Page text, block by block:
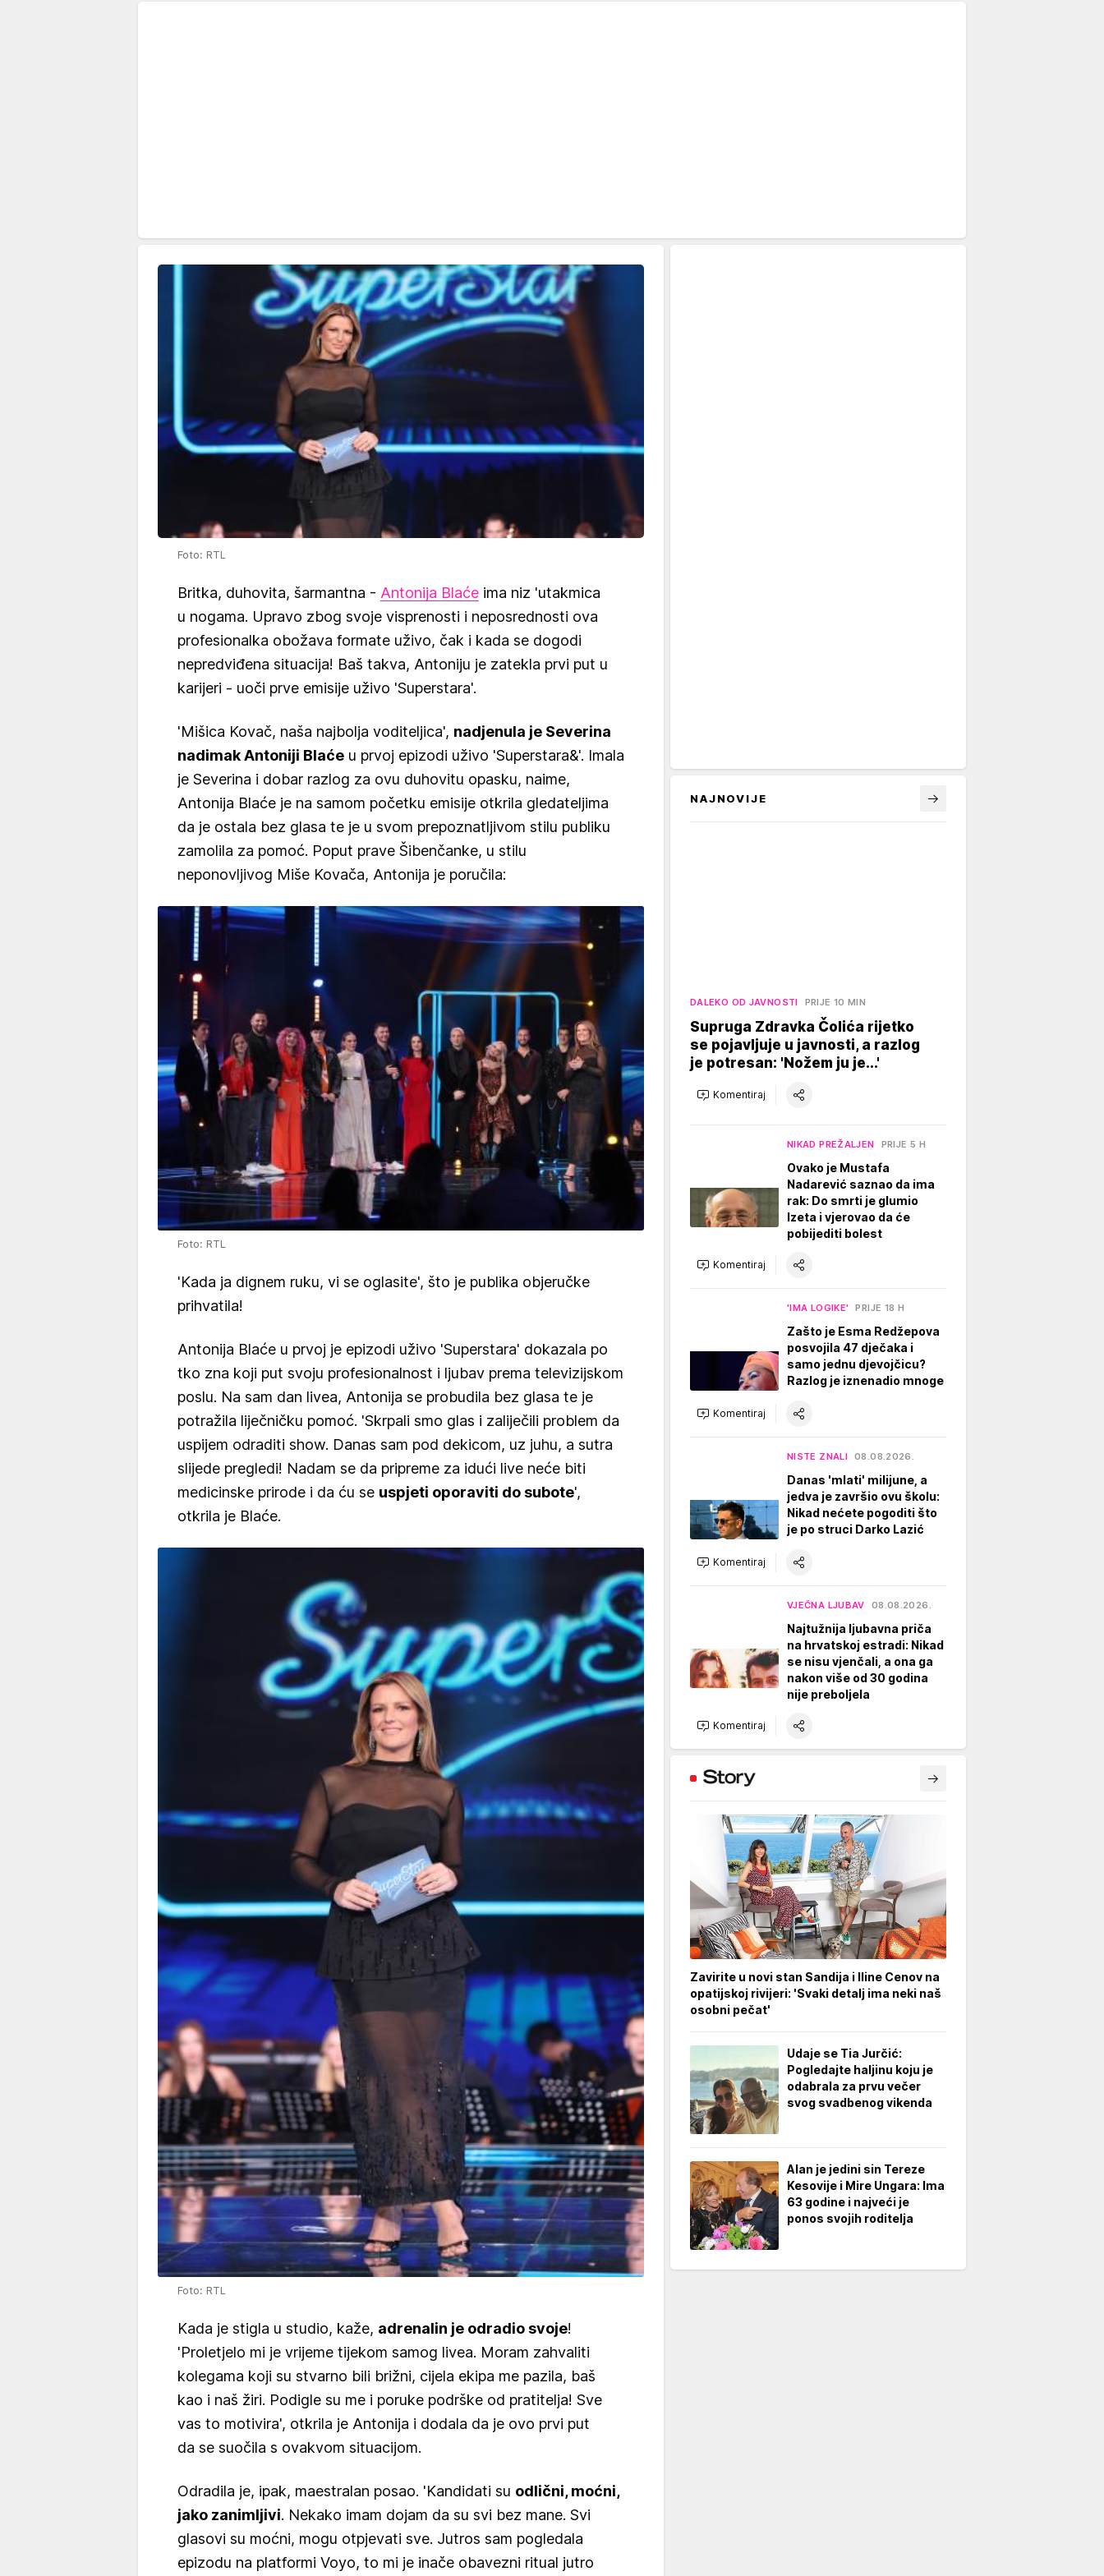
Foto: RTL
Britka, duhovita, šarmantna - Antonija Blaće ima niz 'utakmica
u nogama. Upravo zbog svoje visprenosti i neposrednosti ova
profesionalka obožava formate uživo, čak i kada se dogodi
nepredviđena situacija! Baš takva, Antoniju je zatekla prvi put u
karijeri - uoči prve emisije uživo 'Superstara'.
'Mišica Kovač, naša najbolja voditeljica', nadjenula je Severina
nadimak Antoniji Blaće u prvoj epizodi uživo 'Superstara&'. Imala
je Severina i dobar razlog za ovu duhovitu opasku, naime,
Antonija Blaće je na samom početku emisije otkrila gledateljima
da je ostala bez glasa te je u svom prepoznatljivom stilu publiku
zamolila za pomoć. Poput prave Šibenčanke, u stilu
neponovljivog Miše Kovača, Antonija je poručila:
Foto: RTL
'Kada ja dignem ruku, vi se oglasite', što je publika objeručke
prihvatila!
Antonija Blaće u prvoj je epizodi uživo 'Superstara' dokazala po
tko zna koji put svoju profesionalnost i ljubav prema televizijskom
poslu. Na sam dan livea, Antonija se probudila bez glasa te je
potražila liječničku pomoć. 'Skrpali smo glas i zaliječili problem da
uspijem odraditi show. Danas sam pod dekicom, uz juhu, a sutra
slijede pregledi! Nadam se da pripreme za idući live neće biti
medicinske prirode i da ću se uspjeti oporaviti do subote',
otkrila je Blaće.
Foto: RTL
Kada je stigla u studio, kaže, adrenalin je odradio svoje!
'Proletjelo mi je vrijeme tijekom samog livea. Moram zahvaliti
kolegama koji su stvarno bili brižni, cijela ekipa me pazila, baš
kao i naš žiri. Podigle su me i poruke podrške od pratitelja! Sve
vas to motivira', otkrila je Antonija i dodala da je ovo prvi put
da se suočila s ovakvom situacijom.
Odradila je, ipak, maestralan posao. 'Kandidati su odlični, moćni,
jako zanimljivi. Nekako imam dojam da su svi bez mane. Svi
glasovi su moćni, mogu otpjevati sve. Jutros sam pogledala
epizodu na platformi Voyo, to mi je inače obavezni ritual jutro
NAJNOVIJE
DALEKO OD JAVNOSTI PRIJE 10 MIN
Supruga Zdravka Čolića rijetko
se pojavljuje u javnosti, a razlog
je potresan: 'Nožem ju je...'
Komentiraj
NIKAD PREŽALJEN PRIJE 5 H
Ovako je Mustafa
Nadarević saznao da ima
rak: Do smrti je glumio
Izeta i vjerovao da će
pobijediti bolest
Komentiraj
'IMA LOGIKE' PRIJE 18 H
Zašto je Esma Redžepova
posvojila 47 dječaka i
samo jednu djevojčicu?
Razlog je iznenadio mnoge
Komentiraj
NISTE ZNALI 08.08.2026.
Danas 'mlati' milijune, a
jedva je završio ovu školu:
Nikad nećete pogoditi što
je po struci Darko Lazić
Komentiraj
VJEČNA LJUBAV 08.08.2026.
Najtužnija ljubavna priča
na hrvatskoj estradi: Nikad
se nisu vjenčali, a ona ga
nakon više od 30 godina
nije preboljela
Komentiraj
Zavirite u novi stan Sandija i Iline Cenov na
opatijskoj rivijeri: 'Svaki detalj ima neki naš
osobni pečat'
Udaje se Tia Jurčić:
Pogledajte haljinu koju je
odabrala za prvu večer
svog svadbenog vikenda
Alan je jedini sin Tereze
Kesovije i Mire Ungara: Ima
63 godine i najveći je
ponos svojih roditelja